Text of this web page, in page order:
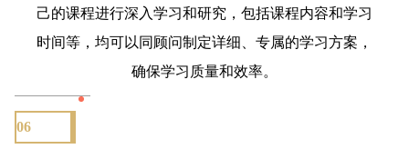
己的课程进行深入学习和研究，包括课程内容和学习
时间等，均可以同顾问制定详细、专属的学习方案，
确保学习质量和效率。
06